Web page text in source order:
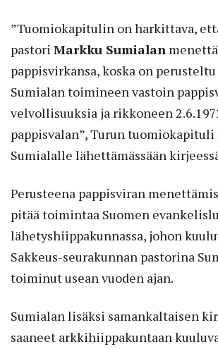
”Tuomiokapitulin on harkittava,
pastori Markku Sumialan
pappisvirkansa, koska on
Sumialan toimineen vastoin
velvollisuuksia ja rikkoneen
pappisvalan”, Turun
Sumialalle lähettämässään
Perusteena pappisviran
pitää toimintaa Suomen
lähetyshiippakunnassa, johon
Sakkeus-seurakunnan pastorina
toiminut usean vuoden ajan.
Sumialan lisäksi samankaltaisen
saaneet arkkihiippakuntaan